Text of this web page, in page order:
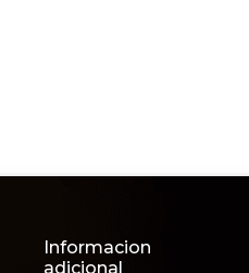
Informacion
adicional